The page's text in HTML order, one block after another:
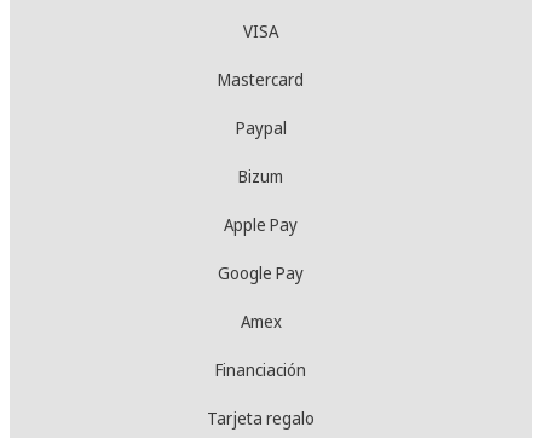
VISA
Mastercard
Paypal
Bizum
Apple Pay
Google Pay
Amex
Financiación
Tarjeta regalo